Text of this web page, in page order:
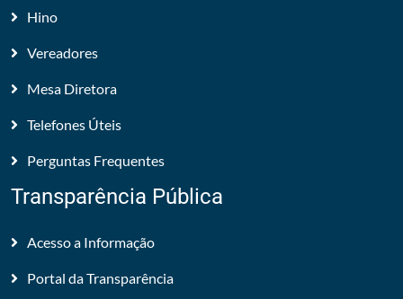
Hino
Vereadores
Mesa Diretora
Telefones Úteis
Perguntas Frequentes
Transparência Pública
Acesso a Informação
Portal da Transparência